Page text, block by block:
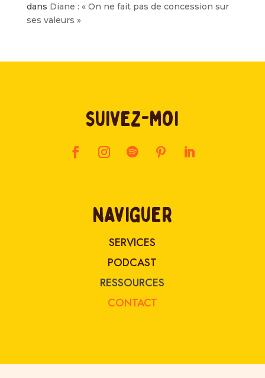
dans Diane : « On ne fait pas de concession sur
ses valeurs »
suivez-moi
naviguer
SERVICES
PODCAST
RESSOURCES
CONTACT